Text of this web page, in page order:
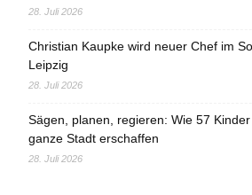
28. Juli 2026
Christian Kaupke wird neuer Chef im
Leipzig
28. Juli 2026
Sägen, planen, regieren: Wie 57
ganze Stadt erschaffen
28. Juli 2026